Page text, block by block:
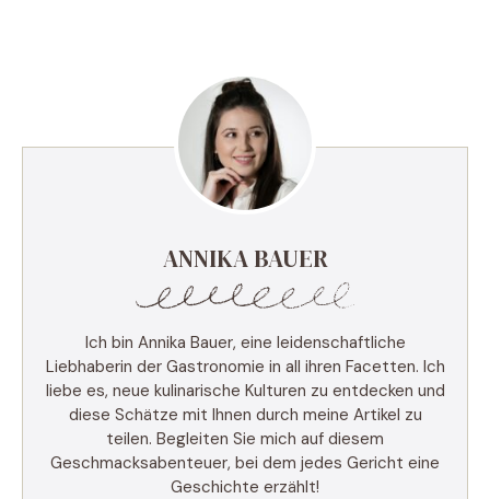
ANNIKA BAUER
Ich bin Annika Bauer, eine leidenschaftliche
Liebhaberin der Gastronomie in all ihren Facetten. Ich
liebe es, neue kulinarische Kulturen zu entdecken und
diese Schätze mit Ihnen durch meine Artikel zu
teilen. Begleiten Sie mich auf diesem
Geschmacksabenteuer, bei dem jedes Gericht eine
Geschichte erzählt!